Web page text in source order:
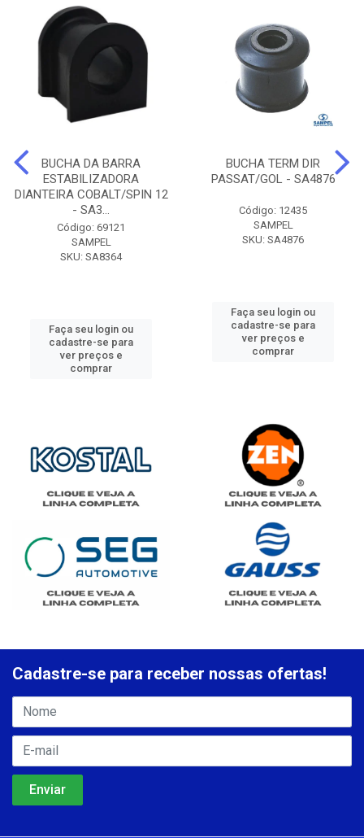
BUCHA DA BARRA
ESTABILIZADORA
DIANTEIRA COBALT/SPIN 12
- SA3...
Código: 69121
SAMPEL
SKU: SA8364
Faça seu login ou
cadastre-se para
ver preços e
comprar
BUCHA TERM DIR
PASSAT/GOL - SA4876
Código: 12435
SAMPEL
SKU: SA4876
Faça seu login ou
cadastre-se para
ver preços e
comprar
Cadastre-se para receber nossas ofertas!